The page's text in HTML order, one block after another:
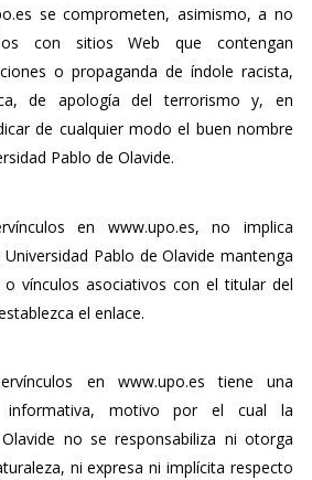
se comprometen, asimismo, a no
con sitios Web que contengan
o propaganda de índole racista,
de apología del terrorismo y, en
de cualquier modo el buen nombre
Pablo de Olavide.
en www.upo.es, no implica
Pablo de Olavide mantenga
o vínculos asociativos con el titular del
el enlace.
en www.upo.es tiene una
informativa, motivo por el cual la
no se responsabiliza ni otorga
ni expresa ni implícita respecto